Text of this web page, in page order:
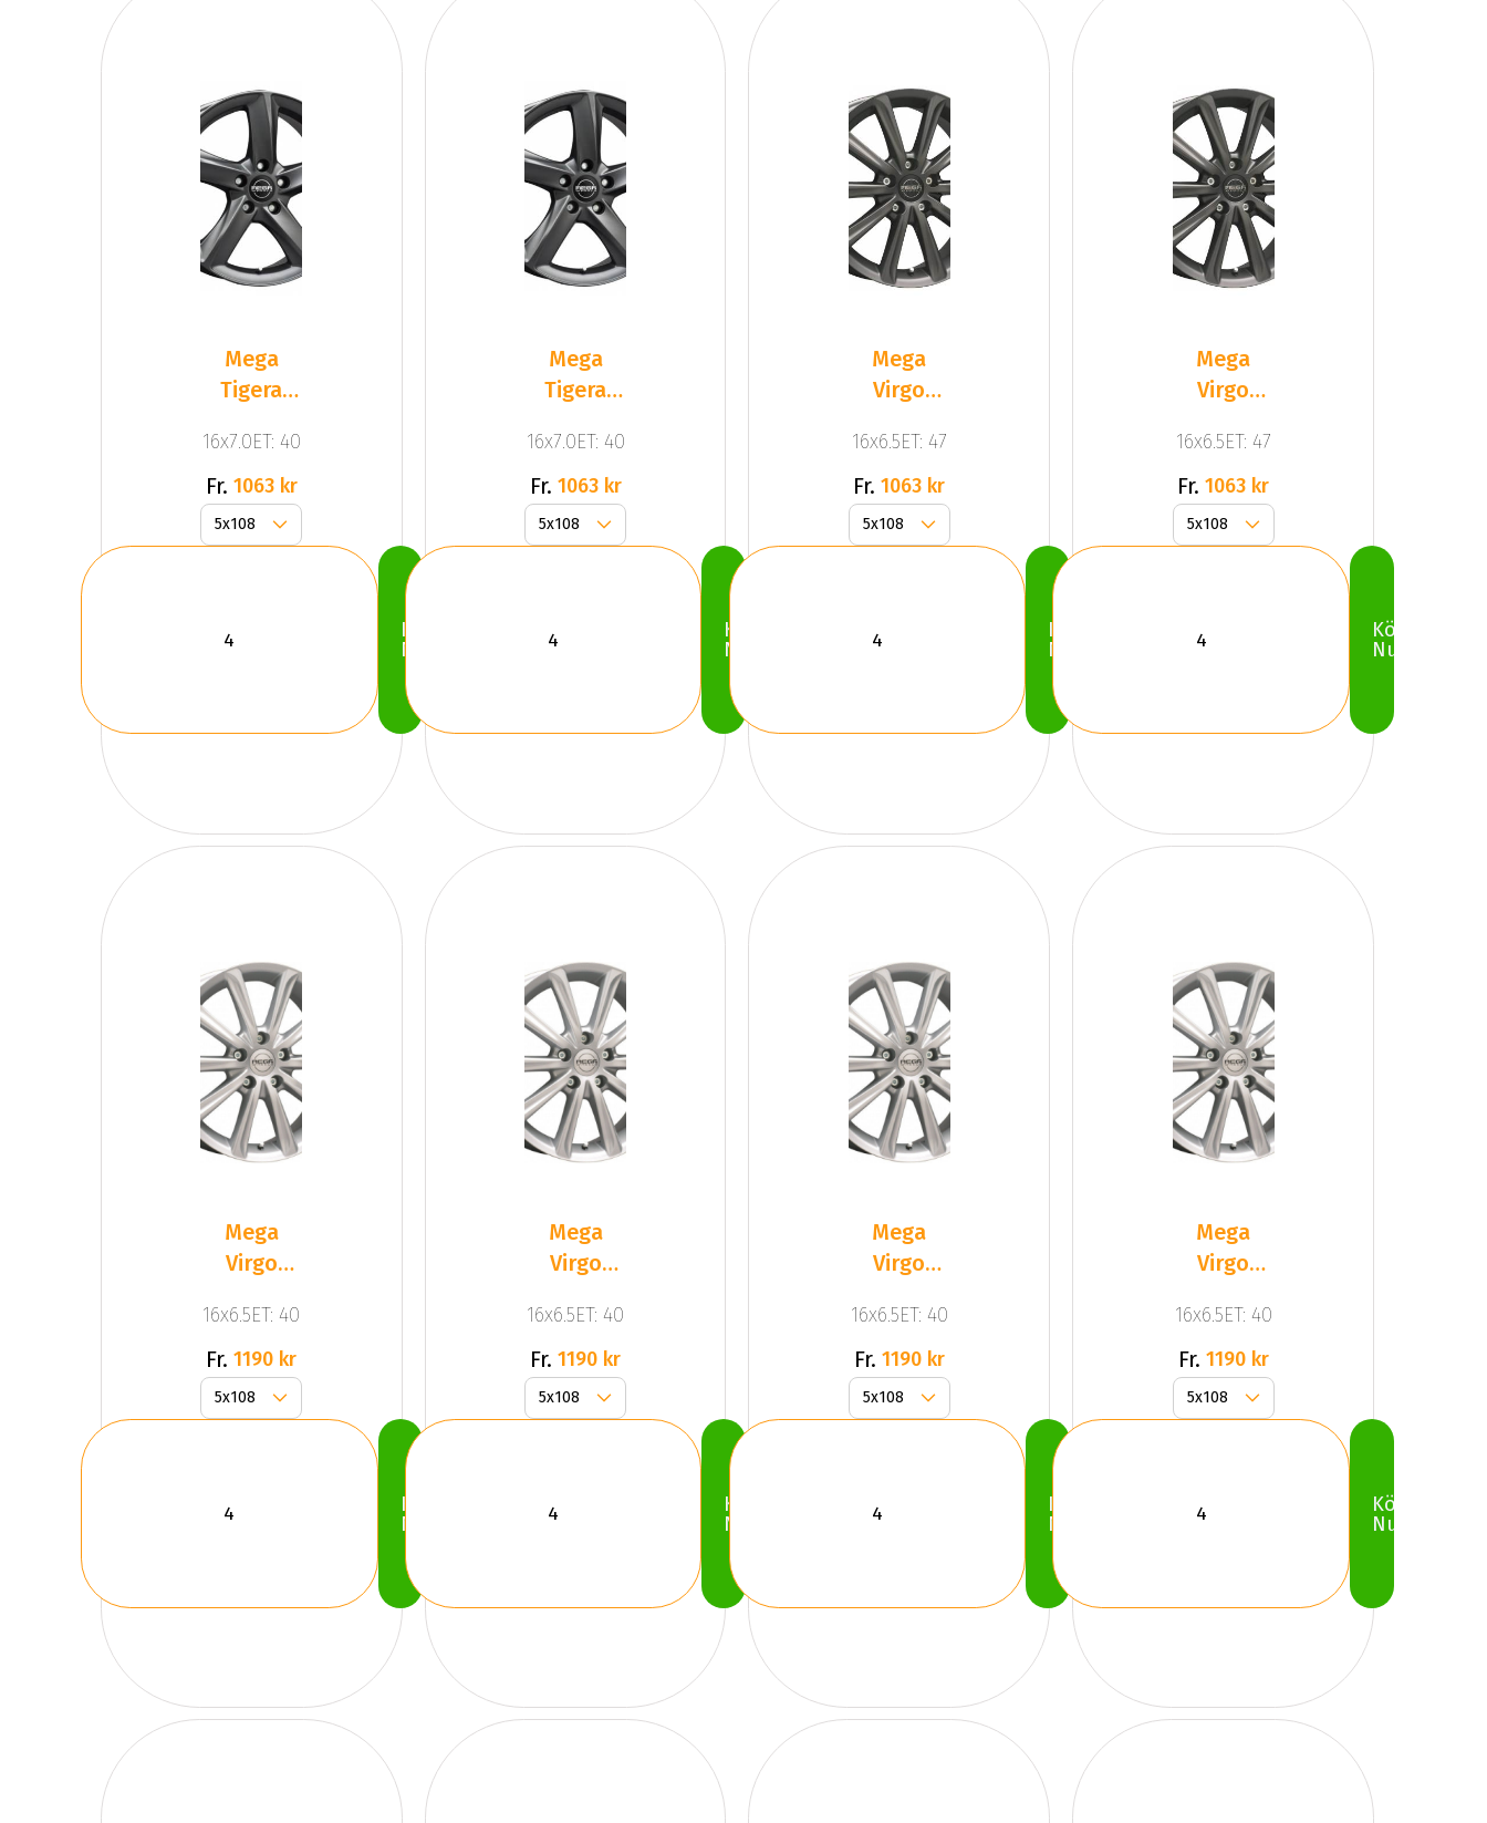
Mega
Tigera
Anthracite
Gr
16x7.0ET: 40
Fr. 1063 kr
Köp
Nu
Mega
Tigera
Anthracite
Gr
16x7.0ET: 40
Fr. 1063 kr
Köp
Nu
Mega
Virgo
Anthracite
Grey
16x6.5ET: 47
Fr. 1063 kr
Köp
Nu
Mega
Virgo
Anthracite
Grey
16x6.5ET: 47
Fr. 1063 kr
Köp
Nu
Mega
Virgo
16x6.5ET: 40
Fr. 1190 kr
Köp
Nu
Mega
Virgo
16x6.5ET: 40
Fr. 1190 kr
Köp
Nu
Mega
Virgo
16x6.5ET: 40
Fr. 1190 kr
Köp
Nu
Mega
Virgo
16x6.5ET: 40
Fr. 1190 kr
Köp
Nu